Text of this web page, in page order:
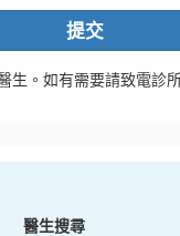
提交
生。如有需要請致電診
醫生搜尋